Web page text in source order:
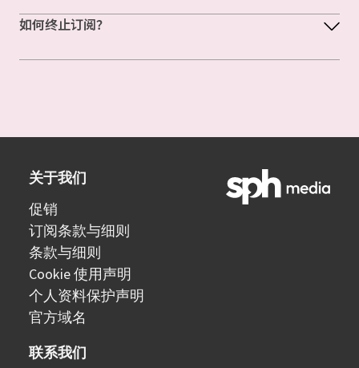
如何终止订阅？
关于我们
促销
订阅条款与细则
条款与细则
Cookie 使用声明
个人资料保护声明
官方域名
联系我们